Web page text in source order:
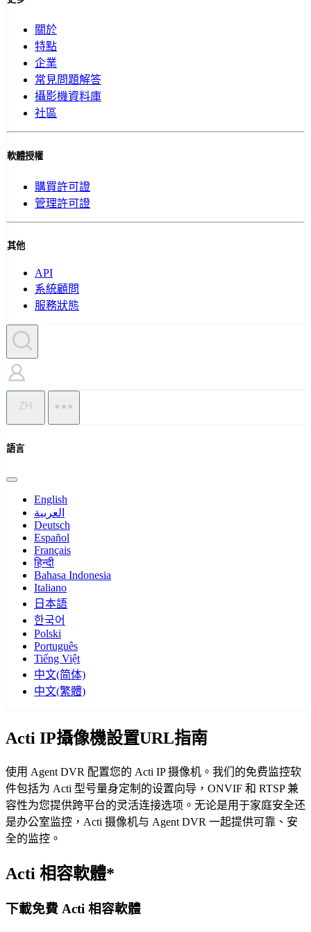
關於
特點
企業
常見問題解答
攝影機資料庫
社區
軟體授權
購買許可證
管理許可證
其他
API
系統顧問
服務狀態
ZH
語言
English
العربية
Deutsch
Español
Français
हिन्दी
Bahasa Indonesia
Italiano
日本語
한국어
Polski
Português
Tiếng Việt
中文(简体)
中文(繁體)
Acti IP攝像機設置URL指南
使用 Agent DVR 配置您的 Acti IP 摄像机。我们的免费监控软
件包括为 Acti 型号量身定制的设置向导，ONVIF 和 RTSP 兼
容性为您提供跨平台的灵活连接选项。无论是用于家庭安全还
是办公室监控，Acti 摄像机与 Agent DVR 一起提供可靠、安
全的监控。
Acti 相容軟體*
下載免費 Acti 相容軟體